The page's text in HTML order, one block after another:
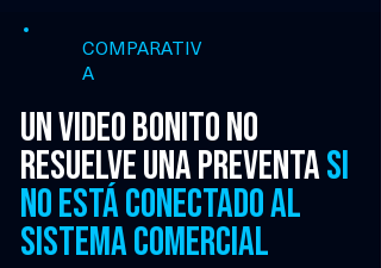
COMPARATIV
A
Un video bonito no
resuelve una preventasi
no está conectado al
sistema comercial